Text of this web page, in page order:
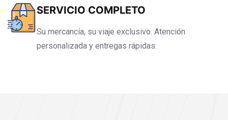
SERVICIO COMPLETO
Su mercancía, su viaje exclusivo. Atención
personalizada y entregas rápidas.